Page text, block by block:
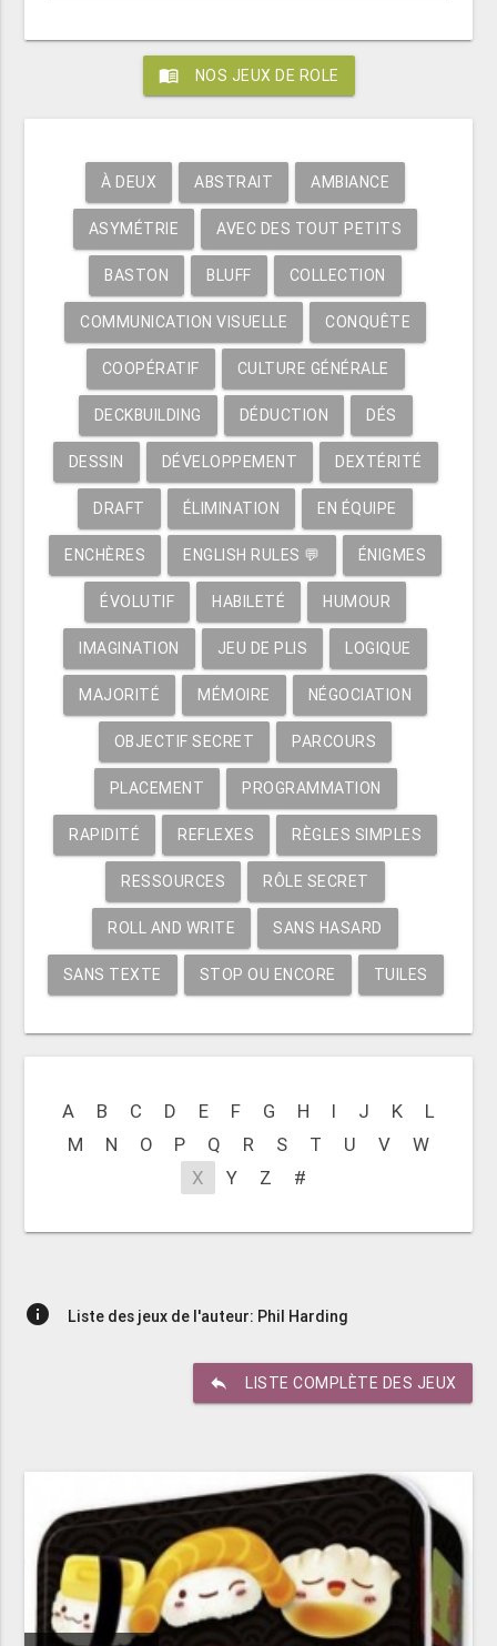
menu_book NOS JEUX DE ROLE
À DEUX ABSTRAIT AMBIANCE
ASYMÉTRIE AVEC DES TOUT PETITS
BASTON BLUFF COLLECTION
COMMUNICATION VISUELLE CONQUÊTE
COOPÉRATIF CULTURE GÉNÉRALE
DECKBUILDING DÉDUCTION DÉS
DESSIN DÉVELOPPEMENT DEXTÉRITÉ
DRAFT ÉLIMINATION EN ÉQUIPE
ENCHÈRES ENGLISH RULES 💬 ÉNIGMES
ÉVOLUTIF HABILETÉ HUMOUR
IMAGINATION JEU DE PLIS LOGIQUE
MAJORITÉ MÉMOIRE NÉGOCIATION
OBJECTIF SECRET PARCOURS
PLACEMENT PROGRAMMATION
RAPIDITÉ REFLEXES RÈGLES SIMPLES
RESSOURCES RÔLE SECRET
ROLL AND WRITE SANS HASARD
SANS TEXTE STOP OU ENCORE TUILES
A B C D E F G H I J K
L
M
N O P Q R S T U V
W
X
Y Z #
info Liste des jeux de l'auteur: Phil Harding
reply LISTE COMPLÈTE DES JEUX